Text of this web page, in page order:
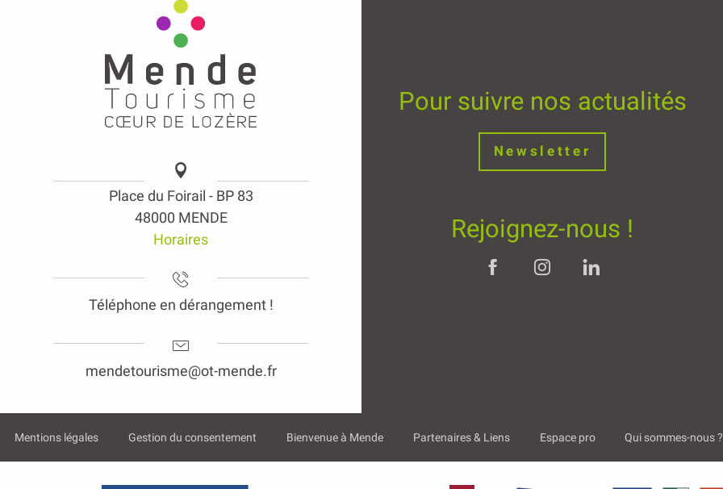
Place du Foirail - BP 83
48000 MENDE
Horaires
Téléphone en dérangement !
mendetourisme@ot-mende.fr
Pour suivre nos actualités
Newsletter
Rejoignez-nous !
Mentions légales Gestion du consentement Bienvenue à Mende Partenaires & Liens Espace pro Qui sommes-nous ?